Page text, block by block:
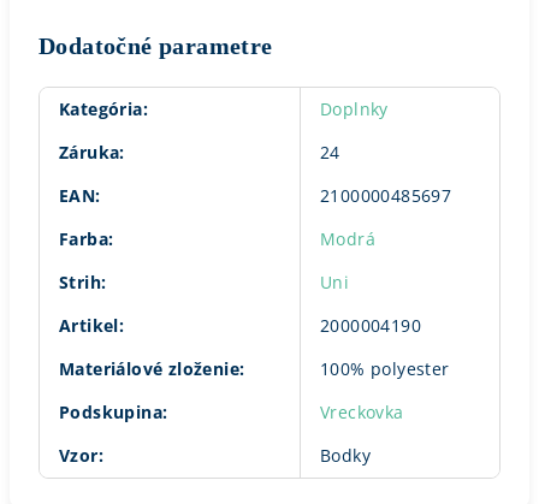
Dodatočné parametre
Kategória:
Doplnky
Záruka:
24
EAN:
2100000485697
Farba:
Modrá
Strih:
Uni
Artikel:
2000004190
Materiálové zloženie:
100% polyester
Podskupina:
Vreckovka
Vzor: Bodky